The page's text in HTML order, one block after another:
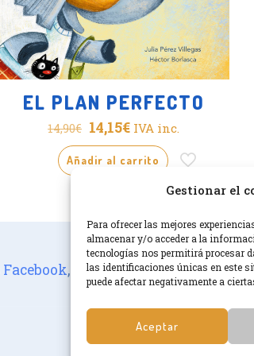
Gestionar el
Para ofrecer las mejores
almacenar y/o acceder a la
tecnologías nos permitirá procesar
las identificaciones únicas en este
puede afectar negativamente a
Aceptar
EL PLAN PERFECTO
14,90€ El
precio
original
14,90€.
14,15€El
precio
actual
14,15€.
IVA inc.
Añadir al carrito
Facebook, Instagram.